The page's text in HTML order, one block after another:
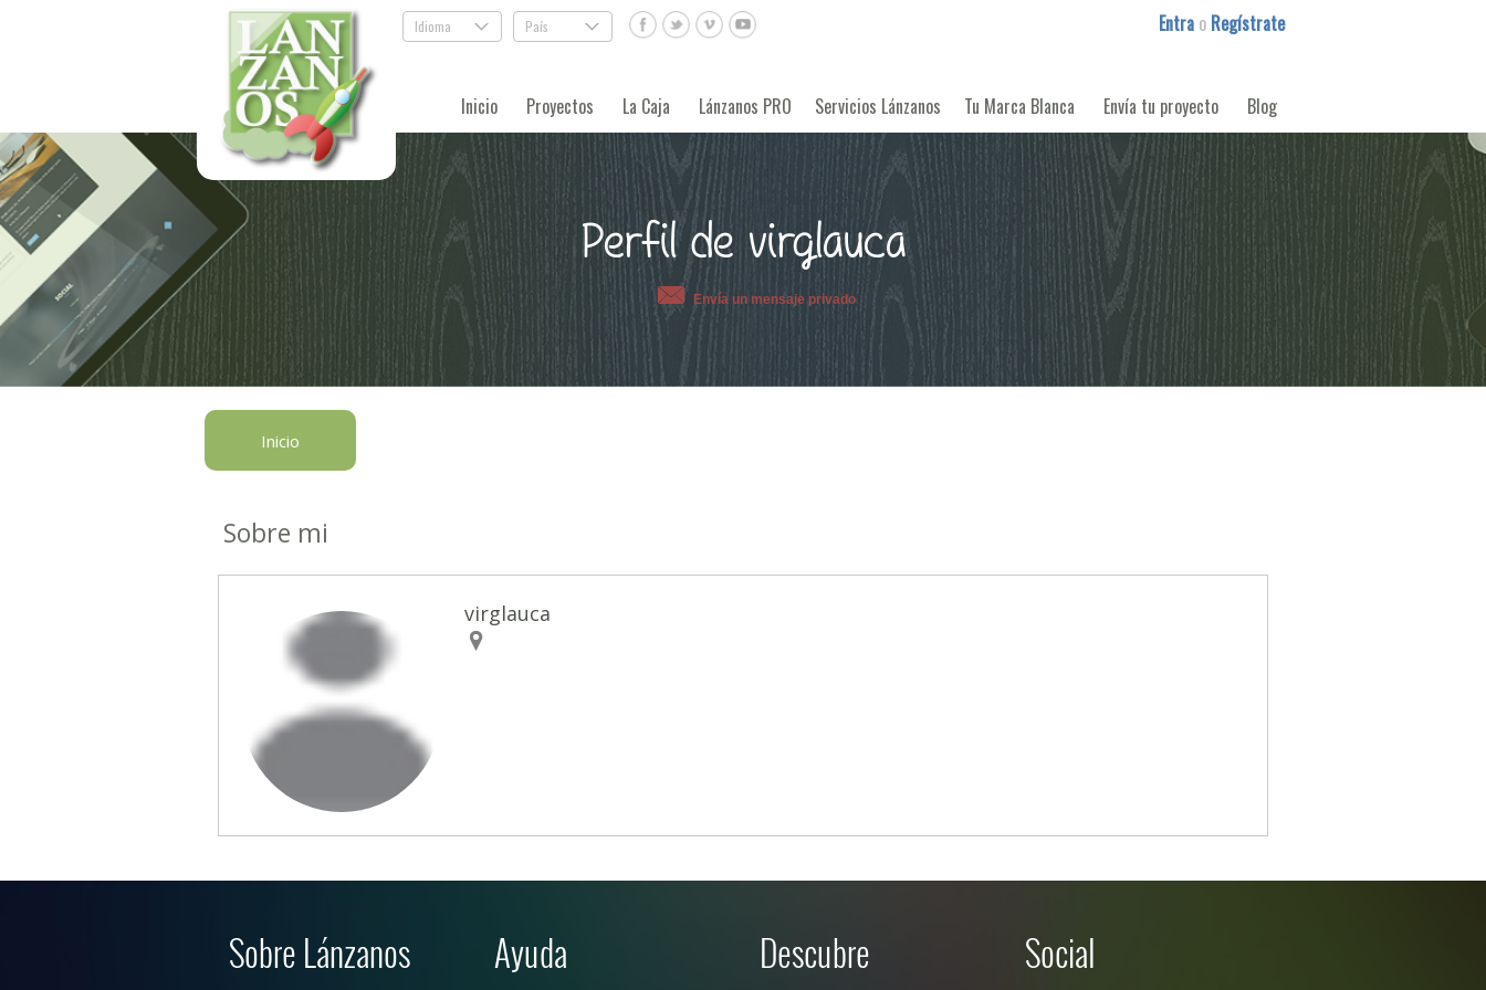
Idioma . País . Entra o Regístrate
Inicio Proyectos La Caja Lánzanos PRO Servicios Lánzanos Tu Marca Blanca Envía tu proyecto Blog
Perfil de virglauca
Envía un mensaje privado
Inicio
Sobre mi
virglauca
Sobre Lánzanos Ayuda Descubre Social